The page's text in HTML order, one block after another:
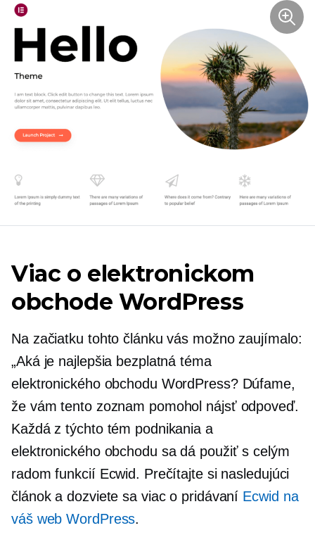
Viac o elektronickom
obchode WordPress
Na začiatku tohto článku vás možno zaujímalo:
„Aká je najlepšia bezplatná téma
elektronického obchodu WordPress? Dúfame,
že vám tento zoznam pomohol nájsť odpoveď.
Každá z týchto tém podnikania a
elektronického obchodu sa dá použiť s celým
radom funkcií Ecwid. Prečítajte si nasledujúci
článok a dozviete sa viac o pridávaní Ecwid na
váš web WordPress.